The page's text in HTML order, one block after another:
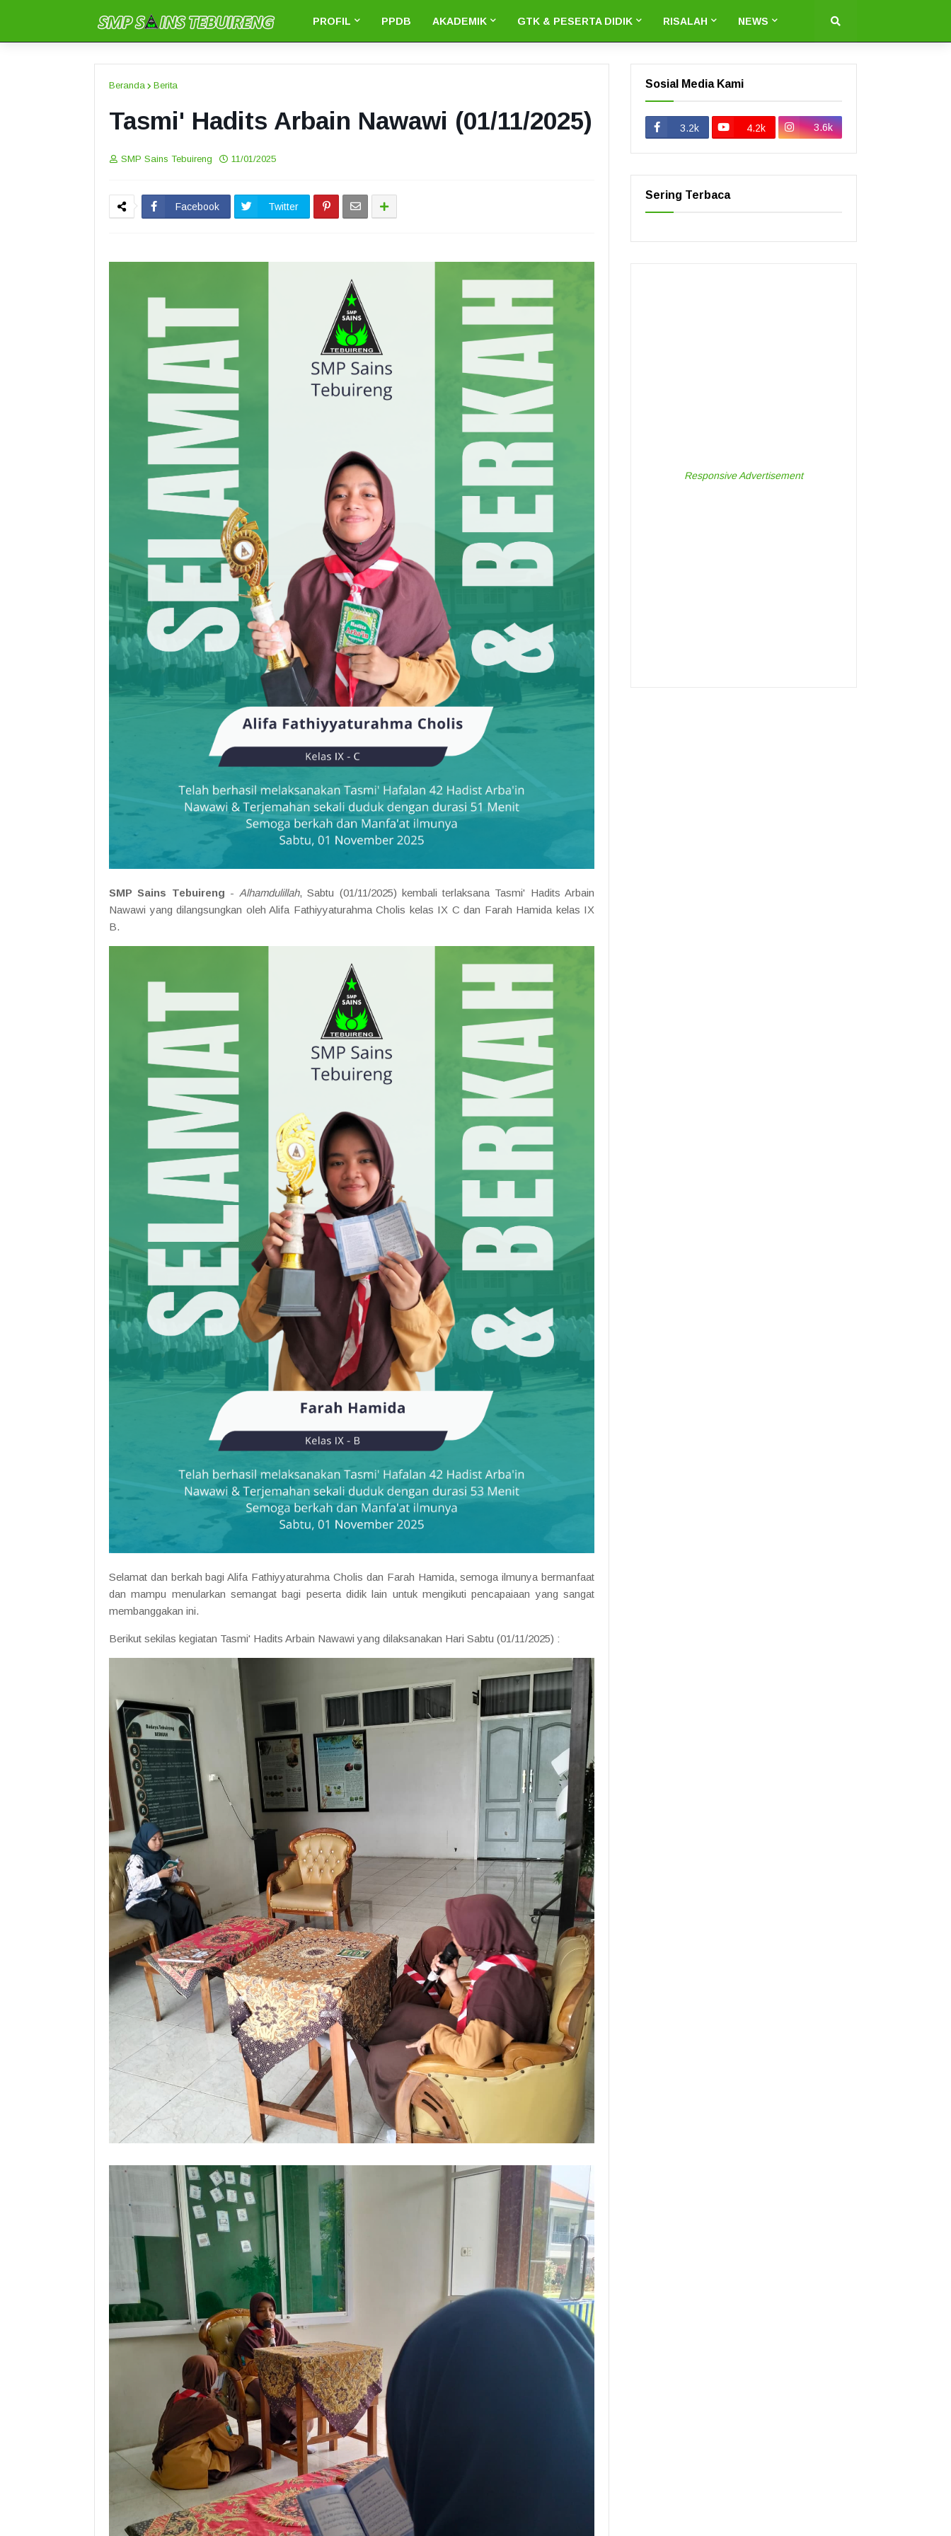
PROFIL PPDB AKADEMIK GTK & PESERTA DIDIK RISALAH NEWS
Beranda Berita
Tasmi' Hadits Arbain Nawawi (01/11/2025)
SMP Sains Tebuireng 11/01/2025
Facebook Twitter
SMP Sains Tebuireng - Alhamdulillah, Sabtu (01/11/2025) kembali terlaksana Tasmi' Hadits Arbain
Nawawi yang dilangsungkan oleh Alifa Fathiyyaturahma Cholis kelas IX C dan Farah Hamida kelas IX
B.
Selamat dan berkah bagi Alifa Fathiyyaturahma Cholis dan Farah Hamida, semoga ilmunya bermanfaat
dan mampu menularkan semangat bagi peserta didik lain untuk mengikuti pencapaiaan yang sangat
membanggakan ini.
Berikut sekilas kegiatan Tasmi' Hadits Arbain Nawawi yang dilaksanakan Hari Sabtu (01/11/2025) :
Sosial Media Kami
3.2k 4.2k 3.6k
Sering Terbaca
Responsive Advertisement